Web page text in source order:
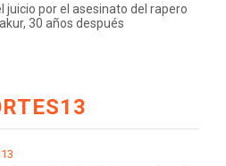
juicio por el asesinato del rapero
30 años después